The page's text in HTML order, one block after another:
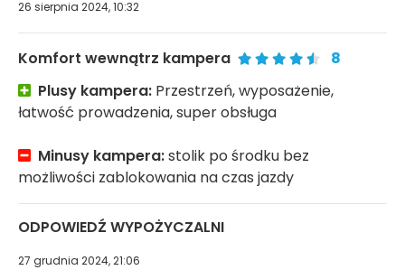
26 sierpnia 2024, 10:32
Komfort wewnątrz kampera
8
Plusy kampera: Przestrzeń, wyposażenie,
łatwość prowadzenia, super obsługa
Minusy kampera:stolik po środku bez
możliwości zablokowania na czas jazdy
ODPOWIEDŹ WYPOŻYCZALNI
27 grudnia 2024, 21:06